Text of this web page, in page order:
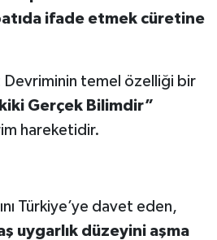
ifade etmek cüretine
Devriminin temel özelliği bir
Gerçek Bilimdir”
hareketidir.
Türkiye’ye davet eden,
uygarlık düzeyini aşma